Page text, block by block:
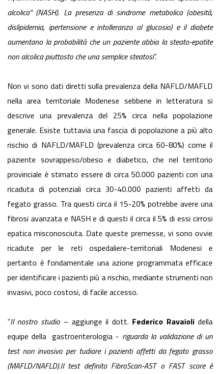
alcolica” (NASH). La presenza di sindrome metabolica (obesità,
dislipidemia, ipertensione e intolleranza al glucosio) e il diabete
aumentano la probabilità che un paziente abbia la steato-epatite
non alcolica piuttosto che una semplice steatosi”.
Non vi sono dati diretti sulla prevalenza della NAFLD/MAFLD
nella area territoriale Modenese sebbene in letteratura si
descrive una prevalenza del 25% circa nella popolazione
generale. Esiste tuttavia una fascia di popolazione a più alto
rischio di NAFLD/MAFLD (prevalenza circa 60-80%) come il
paziente sovrappeso/obeso e diabetico, che nel territorio
provinciale è stimato essere di circa 50.000 pazienti con una
ricaduta di potenziali circa 30-40.000 pazienti affetti da
fegato grasso. Tra questi circa il 15-20% potrebbe avere una
fibrosi avanzata e NASH e di questi il circa il 5% di essi cirrosi
epatica misconosciuta. Date queste premesse, vi sono ovvie
ricadute per le reti ospedaliere-territoriali Modenesi e
pertanto è fondamentale una azione programmata efficace
per identificare i pazienti più a rischio, mediante strumenti non
invasivi, poco costosi, di facile accesso.
“Il nostro studio– aggiunge il dott. Federico Ravaioli della
equipe della gastroenterologia - riguarda la validazione di un
test non invasivo per tudiare i pazienti affetti da fegato grasso
(MAFLD/NAFLD).Il test definito FibroScan-AST o FAST score è